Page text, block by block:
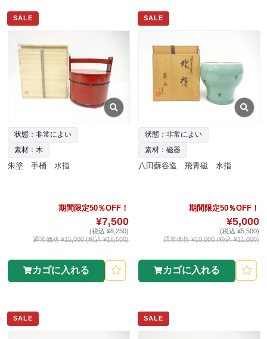
SALE
状態：非常によい
素材：木
朱塗 手桶 水指
期間限定50％OFF！
¥7,500
(税込 ¥8,250)
通常価格 ¥15,000 (税込 ¥16,500)
カゴに入れる
SALE
状態：非常によい
素材：磁器
八田蘇谷造 飛青磁 水指
期間限定50％OFF！
¥5,000
(税込 ¥5,500)
通常価格 ¥10,000 (税込 ¥11,000)
カゴに入れる
SALE SALE